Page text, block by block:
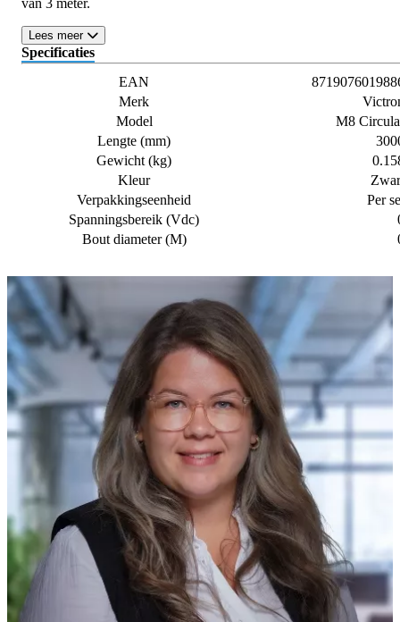
Lees meer
Specificaties
EAN
Merk
Model
M8
Lengte (mm)
Gewicht (kg)
Kleur
Verpakkingseenheid
Per
Spanningsbereik (Vdc)
Bout diameter (M)